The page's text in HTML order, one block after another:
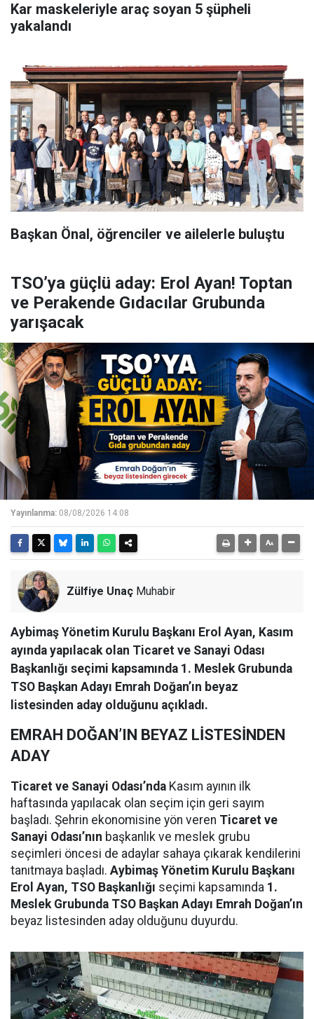
Kar maskeleriyle araç soyan 5 şüpheli
yakalandı
Başkan Önal, öğrenciler ve ailelerle buluştu
TSO’ya güçlü aday: Erol Ayan! Toptan
ve Perakende Gıdacılar Grubunda
yarışacak
Yayınlanma: 08/08/2026 14:08
Zülfiye Unaç Muhabir
Aybimaş Yönetim Kurulu Başkanı Erol Ayan, Kasım
ayında yapılacak olan Ticaret ve Sanayi Odası
Başkanlığı seçimi kapsamında 1. Meslek Grubunda
TSO Başkan Adayı Emrah Doğan’ın beyaz
listesinden aday olduğunu açıkladı.
EMRAH DOĞAN’IN BEYAZ LİSTESİNDEN
ADAY
Ticaret ve Sanayi Odası’nda Kasım ayının ilk
haftasında yapılacak olan seçim için geri sayım
başladı. Şehrin ekonomisine yön veren Ticaret ve
Sanayi Odası’nın başkanlık ve meslek grubu
seçimleri öncesi de adaylar sahaya çıkarak kendilerini
tanıtmaya başladı. Aybimaş Yönetim Kurulu Başkanı
Erol Ayan, TSO Başkanlığı seçimi kapsamında 1.
Meslek Grubunda TSO Başkan Adayı Emrah Doğan’ın
beyaz listesinden aday olduğunu duyurdu.